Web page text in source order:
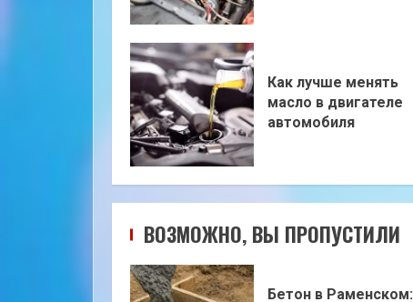
Как лучше менять
масло в двигателе
автомобиля
ВОЗМОЖНО, ВЫ ПРОПУСТИЛИ
Бетон в Раменском: